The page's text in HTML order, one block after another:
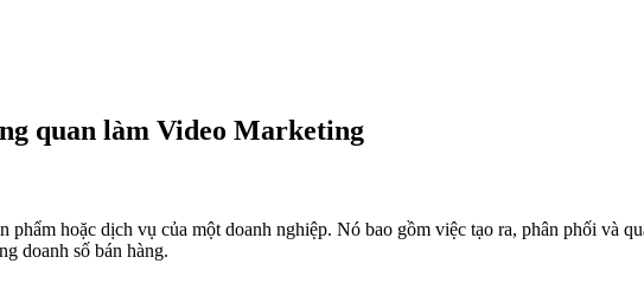
quan làm Video Marketing
hoặc dịch vụ của một doanh nghiệp. Nó bao gồm việc tạo ra, phân phối và
doanh số bán hàng.